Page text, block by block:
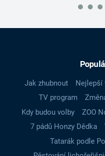
Jak zhubnout Nejlepší
TV program
Kdy budou volby
ZOO
7 pádů Honzy Dědka
Tatarák podle